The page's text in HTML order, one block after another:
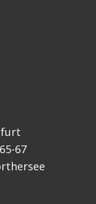
67